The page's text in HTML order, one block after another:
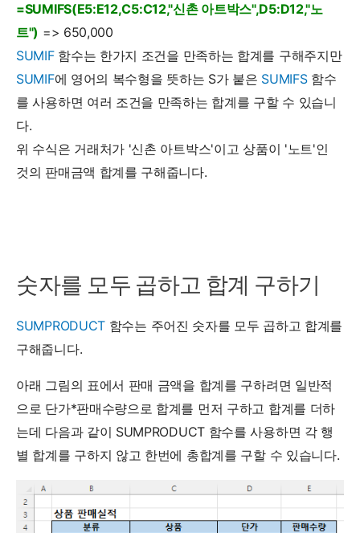
=SUMIFS(E5:E12,C5:C12,"신촌 아트박스",D5:D12,"노
트") => 650,000
SUMIF함수는 한가지 조건을 만족하는 합계를 구해주지만
SUMIF에 영어의 복수형을 뜻하는 S가 붙은 SUMIFS함수
를 사용하면 여러 조건을 만족하는 합계를 구할 수 있습니
다.
위 수식은 거래처가 '신촌 아트박스'이고 상품이 '노트'인
것의 판매금액 합계를 구해줍니다.
숫자를 모두 곱하고 합계 구하기
SUMPRODUCT 함수는 주어진 숫자를 모두 곱하고 합계를
구해줍니다.
아래 그림의 표에서 판매 금액을 합계를 구하려면 일반적
으로 단가*판매수량으로 합계를 먼저 구하고 합계를 더하
는데 다음과 같이 SUMPRODUCT 함수를 사용하면 각 행
별 합계를 구하지 않고 한번에 총합계를 구할 수 있습니다.